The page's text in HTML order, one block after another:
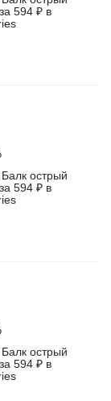
594 ₽ в
острый
594 ₽ в
острый
594 ₽ в